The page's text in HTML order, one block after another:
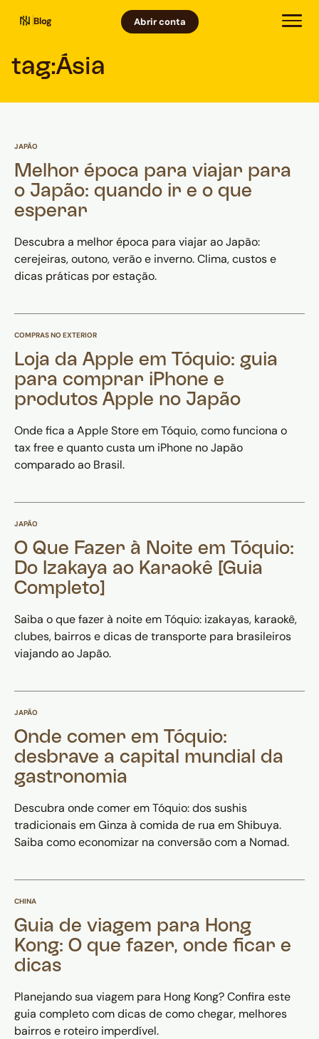
Blog Abrir conta
tag:Ásia
JAPÃO
Melhor época para viajar para
o Japão: quando ir e o que
esperar
Descubra a melhor época para viajar ao Japão:
cerejeiras, outono, verão e inverno. Clima, custos e
dicas práticas por estação.
COMPRAS NO EXTERIOR
Loja da Apple em Tóquio: guia
para comprar iPhone e
produtos Apple no Japão
Onde fica a Apple Store em Tóquio, como funciona o
tax free e quanto custa um iPhone no Japão
comparado ao Brasil.
JAPÃO
O Que Fazer à Noite em Tóquio:
Do Izakaya ao Karaokê [Guia
Completo]
Saiba o que fazer à noite em Tóquio: izakayas, karaokê,
clubes, bairros e dicas de transporte para brasileiros
viajando ao Japão.
JAPÃO
Onde comer em Tóquio:
desbrave a capital mundial da
gastronomia
Descubra onde comer em Tóquio: dos sushis
tradicionais em Ginza à comida de rua em Shibuya.
Saiba como economizar na conversão com a Nomad.
CHINA
Guia de viagem para Hong
Kong: O que fazer, onde ficar e
dicas
Planejando sua viagem para Hong Kong? Confira este
guia completo com dicas de como chegar, melhores
bairros e roteiro imperdível.